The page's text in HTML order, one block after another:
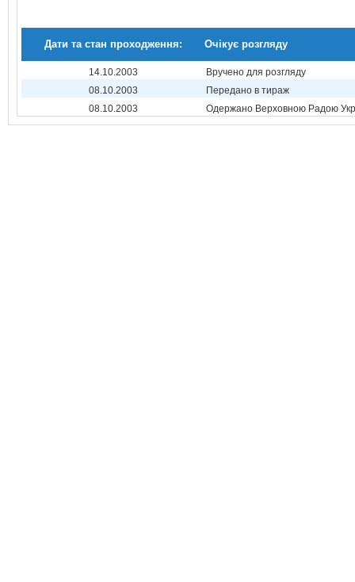
Дати та стан проходження: Очікує розгляду
14.10.2003
Вручено для розгляду
08.10.2003
Передано в тираж
08.10.2003
Одержано Верховною Радою